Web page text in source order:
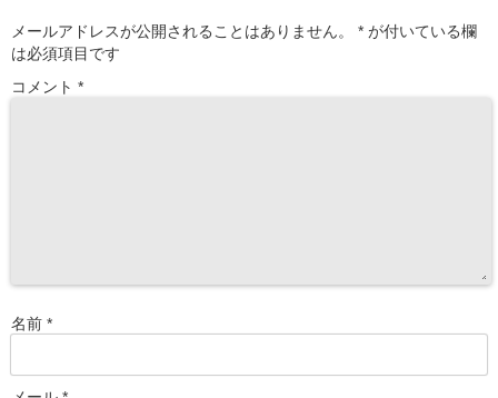
メールアドレスが公開されることはありません。 * が付いている欄
は必須項目です
コメント *
名前 *